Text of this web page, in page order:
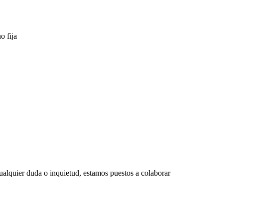
fija
duda o inquietud, estamos puestos a colaborar